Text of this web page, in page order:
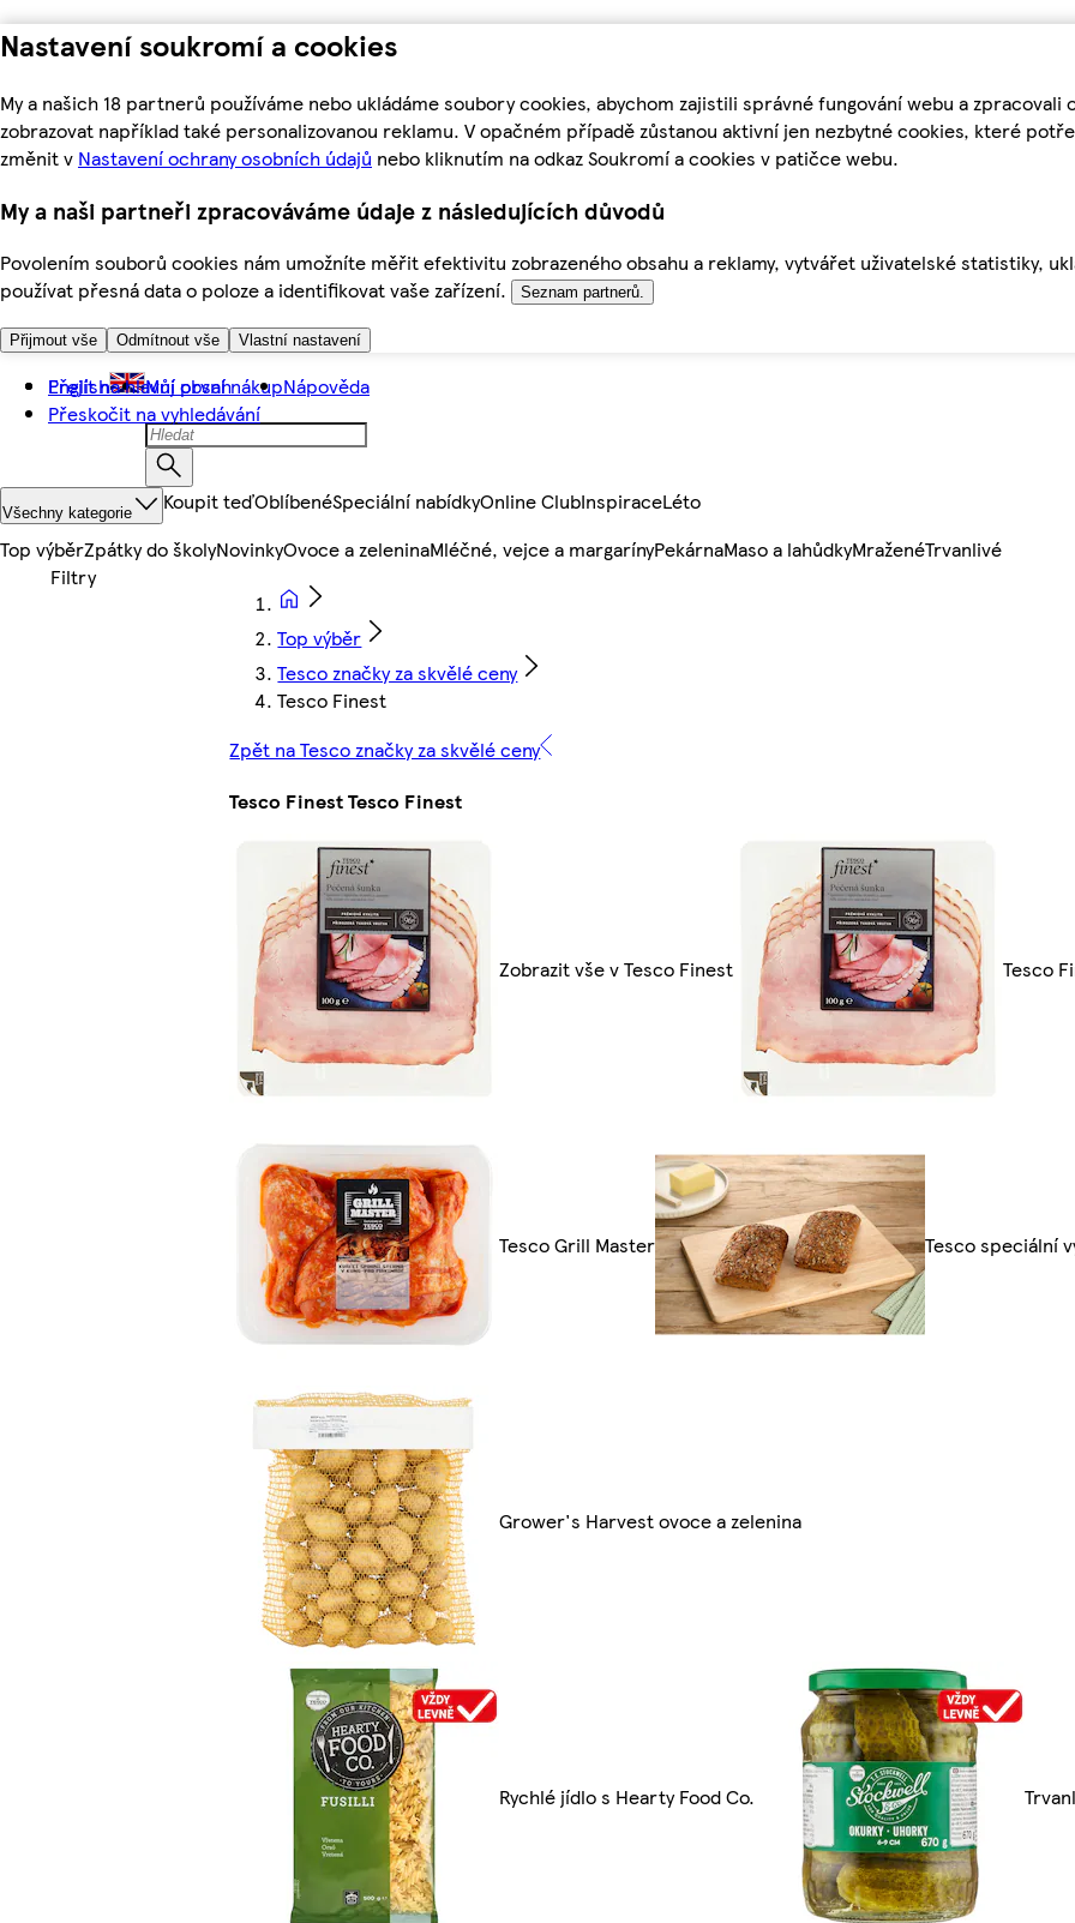
Nastavení soukromí a cookies
My a našich 18 partnerů používáme nebo ukládáme soubory cookies, abychom zajistili správné fungování webu a
zobrazovat například také personalizovanou reklamu. V opačném případě zůstanou aktivní jen nezbytné cookies, které
změnit v Nastavení ochrany osobních údajů nebo kliknutím na odkaz Soukromí a cookies v patičce webu.
My a naši partneři zpracováváme údaje z následujících důvodů
Povolením souborů cookies nám umožníte měřit efektivitu zobrazeného obsahu a reklamy, vytvářet uživatelské statistiky,
používat přesná data o poloze a identifikovat vaše zařízení.
Seznam partnerů.
Přijmout vše Odmítnout vše Vlastní nastavení
Přejít na hlavní obsah
Přeskočit na vyhledávání
English Můj první nákupNápověda
Všechny kategorie Koupit teďOblíbenéSpeciální nabídkyOnline ClubInspiraceLéto
Top výběrZpátky do školyNovinkyOvoce a zeleninaMléčné, vejce a margarínyPekárnaMaso a lahůdkyMraženéTrvanlivé
Top výběr
Tesco značky za skvělé ceny
Tesco Finest
Zpět na Tesco značky za skvělé ceny
Tesco Finest Tesco Finest
Zobrazit vše v Tesco Finest Tesco
Tesco Grill Master Tesco speciální
Grower's Harvest ovoce a zelenina
Rychlé jídlo s Hearty Food Co.